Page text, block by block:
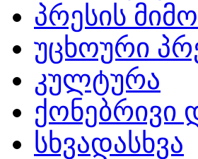
პრესის
უცხოური
კულტურა
ქონებრივი
სხვადასხვა